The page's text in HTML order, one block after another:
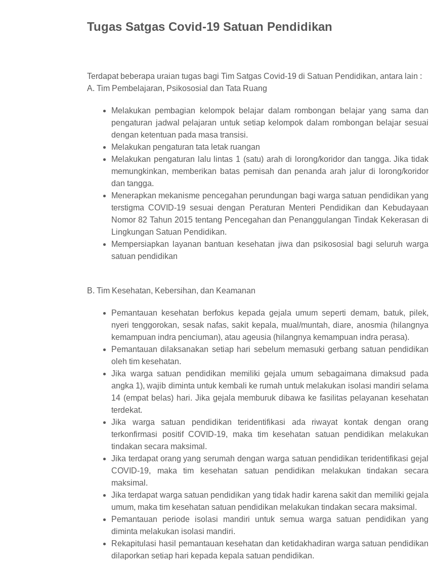
Tugas Satgas Covid-19 Satuan Pendidikan
Terdapat beberapa uraian tugas bagi Tim Satgas Covid-19 di Satuan Pendidikan, antara lain :
A. Tim Pembelajaran, Psikososial dan Tata Ruang
Melakukan pembagian kelompok belajar dalam rombongan belajar yang sama dan
pengaturan jadwal pelajaran untuk setiap kelompok dalam rombongan belajar sesuai
dengan ketentuan pada masa transisi.
Melakukan pengaturan tata letak ruangan
Melakukan pengaturan lalu lintas 1 (satu) arah di lorong/koridor dan tangga. Jika tidak
memungkinkan, memberikan batas pemisah dan penanda arah jalur di lorong/koridor
dan tangga.
Menerapkan mekanisme pencegahan perundungan bagi warga satuan pendidikan yang
terstigma COVID-19 sesuai dengan Peraturan Menteri Pendidikan dan Kebudayaan
Nomor 82 Tahun 2015 tentang Pencegahan dan Penanggulangan Tindak Kekerasan di
Lingkungan Satuan Pendidikan.
Mempersiapkan layanan bantuan kesehatan jiwa dan psikososial bagi seluruh warga
satuan pendidikan
B. Tim Kesehatan, Kebersihan, dan Keamanan
Pemantauan kesehatan berfokus kepada gejala umum seperti demam, batuk, pilek,
nyeri tenggorokan, sesak nafas, sakit kepala, mual/muntah, diare, anosmia (hilangnya
kemampuan indra penciuman), atau ageusia (hilangnya kemampuan indra perasa).
Pemantauan dilaksanakan setiap hari sebelum memasuki gerbang satuan pendidikan
oleh tim kesehatan.
Jika warga satuan pendidikan memiliki gejala umum sebagaimana dimaksud pada
angka 1), wajib diminta untuk kembali ke rumah untuk melakukan isolasi mandiri selama
14 (empat belas) hari. Jika gejala memburuk dibawa ke fasilitas pelayanan kesehatan
terdekat.
Jika warga satuan pendidikan teridentifikasi ada riwayat kontak dengan orang
terkonfirmasi positif COVID-19, maka tim kesehatan satuan pendidikan melakukan
tindakan secara maksimal.
Jika terdapat orang yang serumah dengan warga satuan pendidikan teridentifikasi gejal
COVID-19, maka tim kesehatan satuan pendidikan melakukan tindakan secara
maksimal.
Jika terdapat warga satuan pendidikan yang tidak hadir karena sakit dan memiliki gejala
umum, maka tim kesehatan satuan pendidikan melakukan tindakan secara maksimal.
Pemantauan periode isolasi mandiri untuk semua warga satuan pendidikan yang
diminta melakukan isolasi mandiri.
Rekapitulasi hasil pemantauan kesehatan dan ketidakhadiran warga satuan pendidikan
dilaporkan setiap hari kepada kepala satuan pendidikan.